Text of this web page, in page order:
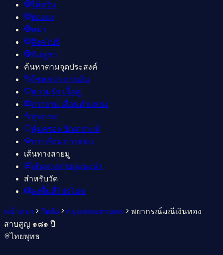
ไต้หวัน
ฮ่องกง
พม่า
สิงคโปร์
กัมพูชา
ค้นหาตามจุดประสงค์
โชคลาภ การเงิน
ความรัก เนื้อคู่
การงาน เลื่อนตำแหน่ง
สุขภาพ
คุ้มครอง ปัดเคราะห์
การเรียน การสอบ
เส้นทางสายมู
เส้นทางสายมูแนะนำ
สำหรับวัด
ลงพื้นที่โปรโมท
หน้าแรก วัดดัง กรุงเทพมหานคร
พยากรณ์มณีเงินทอง
สาบสูญ ๑๘๑ ปี
ไทยพุทธ